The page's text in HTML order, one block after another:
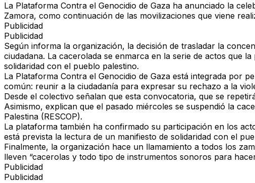
La Plataforma Contra el Genocidio de Gaza ha anunciado la
Zamora, como continuación de las movilizaciones que viene
Publicidad
Publicidad
Según informa la organización, la decisión de trasladar la
ciudadana. La cacerolada se enmarca en la serie de actos que
solidaridad con el pueblo palestino.
La Plataforma Contra el Genocidio de Gaza está integrada por
común: reunir a la ciudadanía para expresar su rechazo a la
Desde el colectivo señalan que esta convocatoria, que se
Asimismo, explican que el pasado miércoles se suspendió la
Palestina (RESCOP).
La plataforma también ha confirmado su participación en los
está prevista la lectura de un manifiesto de solidaridad con el
Finalmente, la organización hace un llamamiento a todos los
lleven “cacerolas y todo tipo de instrumentos sonoros para
Publicidad
Publicidad